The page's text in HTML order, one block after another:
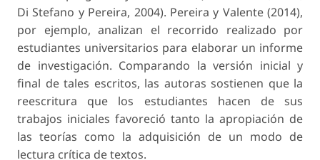
Di Stefano y Pereira, 2004). Pereira y Valente (2014),
por ejemplo, analizan el recorrido realizado por
estudiantes universitarios para elaborar un informe
de investigación. Comparando la versión inicial y
final de tales escritos, las autoras sostienen que la
reescritura que los estudiantes hacen de sus
trabajos iniciales favoreció tanto la apropiación de
las teorías como la adquisición de un modo de
lectura crítica de textos.